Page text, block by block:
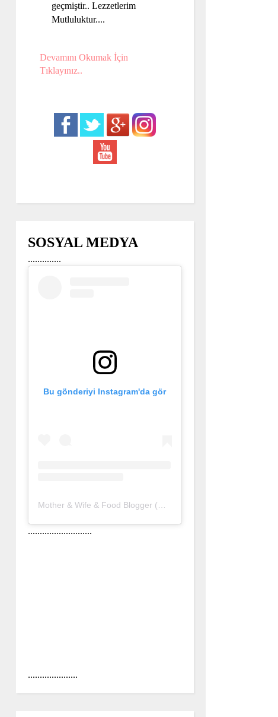
geçmiştir.. Lezzetlerim
Mutluluktur....
Devamını Okumak İçin
Tıklayınız..
SOSYAL MEDYA
..............
Bu gönderiyi Instagram'da gör
...........................
.....................